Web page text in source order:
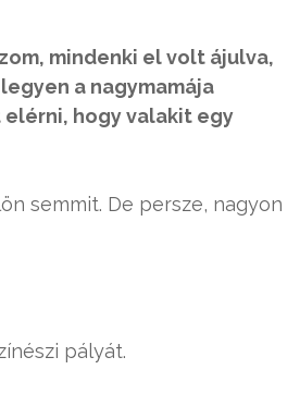
mindenki el volt ájulva,
a nagymamája
hogy valakit egy
semmit. De persze, nagyon
pályát.